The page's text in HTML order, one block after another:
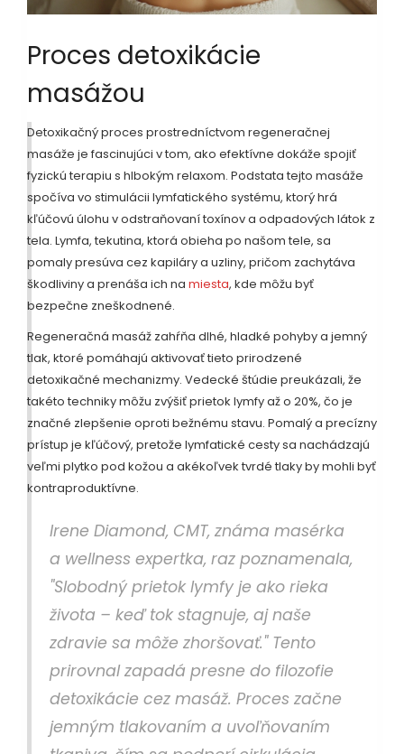
Proces detoxikácie
masážou
Detoxikačný proces prostredníctvom regeneračnej
masáže je fascinujúci v tom, ako efektívne dokáže spojiť
fyzickú terapiu s hlbokým relaxom. Podstata tejto masáže
spočíva vo stimulácii lymfatického systému, ktorý hrá
kľúčovú úlohu v odstraňovaní toxínov a odpadových látok z
tela. Lymfa, tekutina, ktorá obieha po našom tele, sa
pomaly presúva cez kapiláry a uzliny, pričom zachytáva
škodliviny a prenáša ich na miesta, kde môžu byť
bezpečne zneškodnené.
Regeneračná masáž zahŕňa dlhé, hladké pohyby a jemný
tlak, ktoré pomáhajú aktivovať tieto prirodzené
detoxikačné mechanizmy. Vedecké štúdie preukázali, že
takéto techniky môžu zvýšiť prietok lymfy až o 20%, čo je
značné zlepšenie oproti bežnému stavu. Pomalý a precízny
prístup je kľúčový, pretože lymfatické cesty sa nachádzajú
veľmi plytko pod kožou a akékoľvek tvrdé tlaky by mohli byť
kontraproduktívne.
Irene Diamond, CMT, známa masérka
a wellness expertka, raz poznamenala,
"Slobodný prietok lymfy je ako rieka
života – keď tok stagnuje, aj naše
zdravie sa môže zhoršovať." Tento
prirovnal zapadá presne do filozofie
detoxikácie cez masáž. Proces začne
jemným tlakovaním a uvoľňovaním